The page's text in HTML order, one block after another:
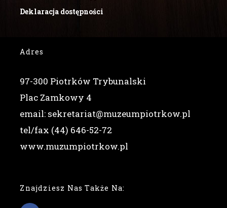
Deklaracja dostępności
Adres
97-300 Piotrków Trybunalski
Plac Zamkowy 4
email: sekretariat@muzeumpiotrkow.pl
tel/fax (44) 646-52-72
www.muzumpiotrkow.pl
Znajdziesz Nas Także Na: